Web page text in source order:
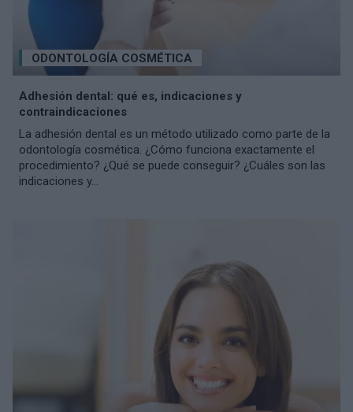
ODONTOLOGÍA COSMÉTICA
Adhesión dental: qué es, indicaciones y
contraindicaciones
La adhesión dental es un método utilizado como parte de la
odontología cosmética. ¿Cómo funciona exactamente el
procedimiento? ¿Qué se puede conseguir? ¿Cuáles son las
indicaciones y...